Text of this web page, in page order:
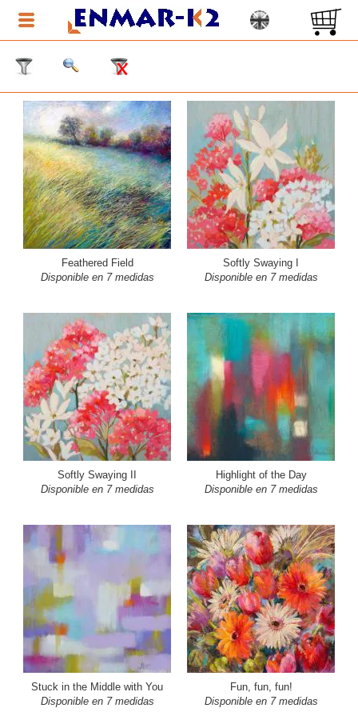
Feathered Field
Disponible en 7 medidas
Softly Swaying I
Disponible en 7 medidas
Softly Swaying II
Disponible en 7 medidas
Highlight of the Day
Disponible en 7 medidas
Stuck in the Middle with You
Disponible en 7 medidas
Fun, fun, fun!
Disponible en 7 medidas